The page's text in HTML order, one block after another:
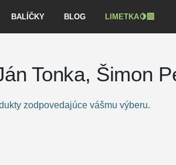
BALÍČKY BLOG LIMETKA🍋‍🟩
Tonka, Šimon
zodpovedajúce vášmu výberu.